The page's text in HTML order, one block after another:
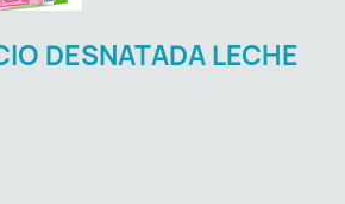
DESNATADA LECHE